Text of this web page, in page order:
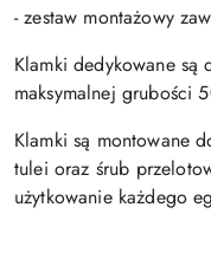
- zestaw montażowy
Klamki dedykowane są
maksymalnej grubości
Klamki są montowane
tulei oraz śrub
użytkowanie każdego